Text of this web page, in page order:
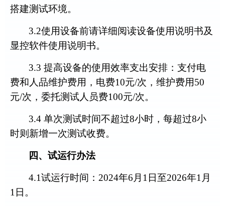
搭建测试环境。
3.2使用设备前请详细阅读设备使用说明书及
显控软件使用说明书。
3.3 提高设备的使用效率支出安排： 支付电
费和人品维护费用 ，电费10元/次，维护费用50
元/次，委托测试人员费100元/次。
3.4 单次测试时间不超过8小时，每超过8小
时则新增一次测试收费。
四、试运行办法
4.1试运行时间 ： 2024年6 月 1 日至2026年1 月
1 日。